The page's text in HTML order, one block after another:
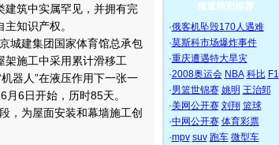
建筑中实属罕见，并拥有完
主知识产权。
城建集团国家体育馆总承包
架施工中采用累计滑移工
器人”在液压作用下一张一
6日开始，历时85天。
为屋面安装和幕墙施工创
频道精彩推荐
·俄客机坠毁170人遇难
·莫斯科市场爆炸事件
·重庆遭遇特大旱灾
·2008奥运会 NBA 科比 F1
·男篮世锦赛 姚明 王治郅
·美网公开赛 刘翔 篮球
·中网公开赛 体育彩票
·mpv suv 跑车 微型车